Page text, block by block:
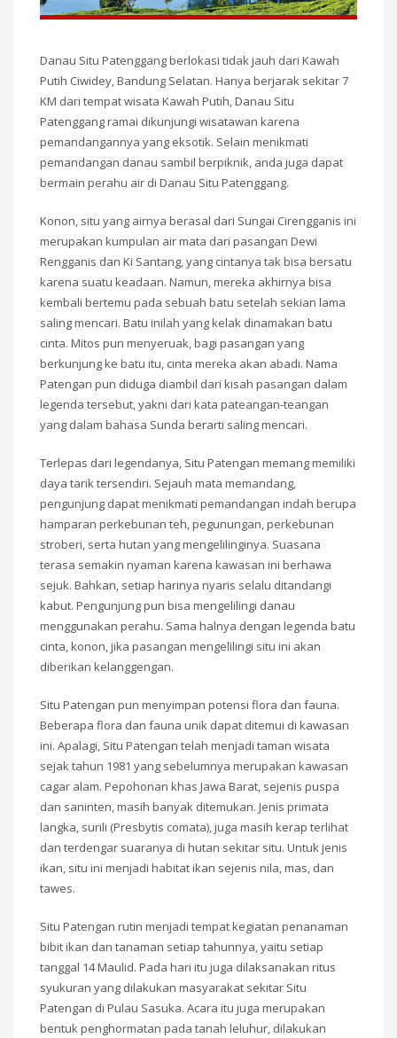
Danau Situ Patenggang berlokasi tidak jauh dari Kawah
Putih Ciwidey, Bandung Selatan. Hanya berjarak sekitar 7
KM dari tempat wisata Kawah Putih, Danau Situ
Patenggang ramai dikunjungi wisatawan karena
pemandangannya yang eksotik. Selain menikmati
pemandangan danau sambil berpiknik, anda juga dapat
bermain perahu air di Danau Situ Patenggang.
Konon, situ yang airnya berasal dari Sungai Cirengganis ini
merupakan kumpulan air mata dari pasangan Dewi
Rengganis dan Ki Santang, yang cintanya tak bisa bersatu
karena suatu keadaan. Namun, mereka akhirnya bisa
kembali bertemu pada sebuah batu setelah sekian lama
saling mencari. Batu inilah yang kelak dinamakan batu
cinta. Mitos pun menyeruak, bagi pasangan yang
berkunjung ke batu itu, cinta mereka akan abadi. Nama
Patengan pun diduga diambil dari kisah pasangan dalam
legenda tersebut, yakni dari kata pateangan-teangan
yang dalam bahasa Sunda berarti saling mencari.
Terlepas dari legendanya, Situ Patengan memang memiliki
daya tarik tersendiri. Sejauh mata memandang,
pengunjung dapat menikmati pemandangan indah berupa
hamparan perkebunan teh, pegunungan, perkebunan
stroberi, serta hutan yang mengelilinginya. Suasana
terasa semakin nyaman karena kawasan ini berhawa
sejuk. Bahkan, setiap harinya nyaris selalu ditandangi
kabut. Pengunjung pun bisa mengelilingi danau
menggunakan perahu. Sama halnya dengan legenda batu
cinta, konon, jika pasangan mengelilingi situ ini akan
diberikan kelanggengan.
Situ Patengan pun menyimpan potensi flora dan fauna.
Beberapa flora dan fauna unik dapat ditemui di kawasan
ini. Apalagi, Situ Patengan telah menjadi taman wisata
sejak tahun 1981 yang sebelumnya merupakan kawasan
cagar alam. Pepohonan khas Jawa Barat, sejenis puspa
dan saninten, masih banyak ditemukan. Jenis primata
langka, surili (Presbytis comata), juga masih kerap terlihat
dan terdengar suaranya di hutan sekitar situ. Untuk jenis
ikan, situ ini menjadi habitat ikan sejenis nila, mas, dan
tawes.
Situ Patengan rutin menjadi tempat kegiatan penanaman
bibit ikan dan tanaman setiap tahunnya, yaitu setiap
tanggal 14 Maulid. Pada hari itu juga dilaksanakan ritus
syukuran yang dilakukan masyarakat sekitar Situ
Patengan di Pulau Sasuka. Acara itu juga merupakan
bentuk penghormatan pada tanah leluhur, dilakukan